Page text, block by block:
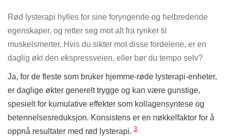
Rød lysterapi hylles for sine foryngende og helbredende
egenskaper, og retter seg mot alt fra rynker til
muskelsmerter. Hvis du sikter mot disse fordelene, er en
daglig økt den ekspressveien, eller bør du tempo selv?
Ja, for de fleste som bruker hjemme-røde lysterapi-enheter,
er daglige økter generelt trygge og kan være gunstige,
spesielt for kumulative effekter som kollagensyntese og
betennelsesreduksjon. Konsistens er en nøkkelfaktor for å
oppnå resultater med rød lysterapi. 3